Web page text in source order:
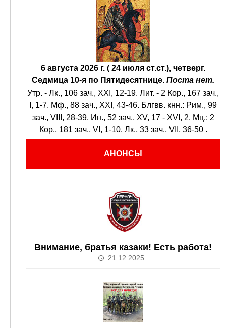
6 августа 2026 г. ( 24 июля ст.ст.), четверг.
Седмица 10-я по Пятидесятнице. Поста нет.
Утр. - Лк., 106 зач., XXI, 12-19. Лит. - 2 Кор., 167 зач.,
I, 1-7. Мф., 88 зач., XXI, 43-46. Блгвв. кнн.: Рим., 99
зач., VIII, 28-39. Ин., 52 зач., XV, 17 - XVI, 2. Мц.: 2
Кор., 181 зач., VI, 1-10. Лк., 33 зач., VII, 36-50 .
АНОНСЫ
Внимание, братья казаки! Есть работа!
21.12.2025